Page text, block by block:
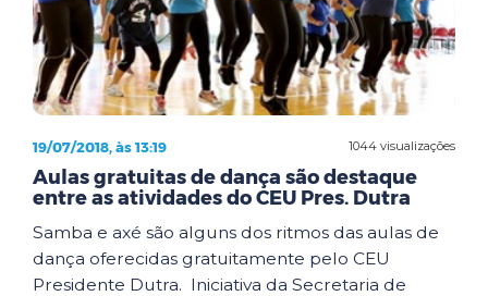
1044 visualizações
19/07/2018, às 13:19
Aulas gratuitas de dança são destaque
entre as atividades do CEU Pres. Dutra
Samba e axé são alguns dos ritmos das aulas de
dança oferecidas gratuitamente pelo CEU
Presidente Dutra. Iniciativa da Secretaria de